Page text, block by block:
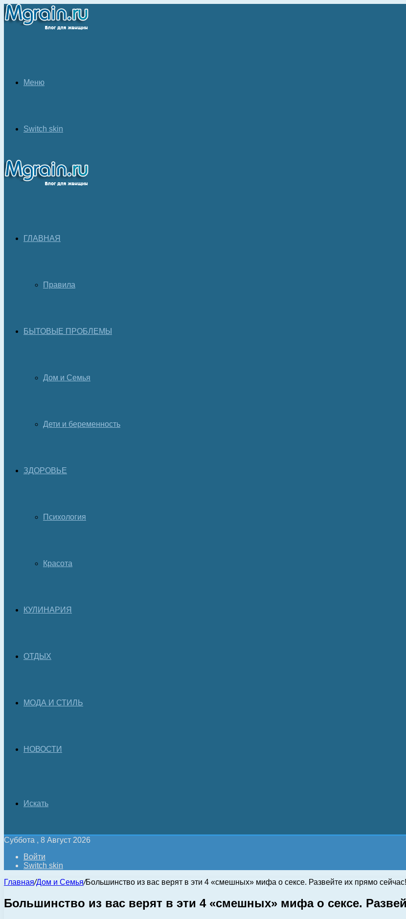
Меню
Switch skin
ГЛАВНАЯ
Правила
БЫТОВЫЕ ПРОБЛЕМЫ
Дом и Семья
Дети и беременность
ЗДОРОВЬЕ
Психология
Красота
КУЛИНАРИЯ
ОТДЫХ
МОДА И СТИЛЬ
НОВОСТИ
Искать
Суббота , 8 Август 2026
Войти
Switch skin
Главная/Дом и Семья/Большинство из вас верят в эти 4 «смешных» мифа о сексе. Развейте их прямо сейчас!
Большинство из вас верят в эти 4 «смешных» мифа о сексе.